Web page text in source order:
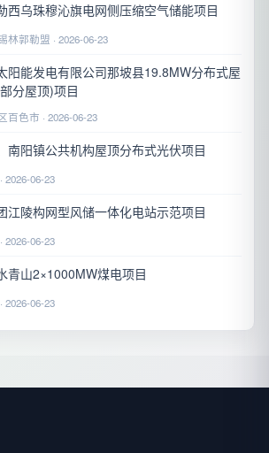
西乌珠穆沁旗电网侧压缩空气储能项目
林郭勒盟 · 2026-06-23
阳能发电有限公司那坡县19.8MW分布式屋
分屋顶)项目
百色市 · 2026-06-23
南阳镇公共机构屋顶分布式光伏项目
2026-06-23
江陵构网型风储一体化电站示范项目
2026-06-23
青山2×1000MW煤电项目
2026-06-23